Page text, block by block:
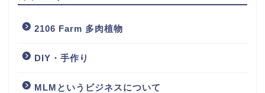
2106 Farm 多肉植物
DIY・手作り
MLMというビジネスについて